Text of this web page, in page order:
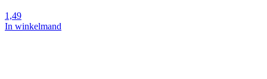
1,49
In winkelmand